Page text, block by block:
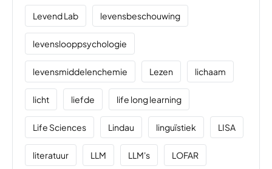
Levend Lab levensbeschouwing
levenslooppsychologie
levensmiddelenchemie Lezen lichaam
licht liefde life long learning
Life Sciences Lindau linguïstiek LISA
literatuur LLM LLM's LOFAR